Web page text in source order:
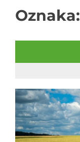
Oznaka: